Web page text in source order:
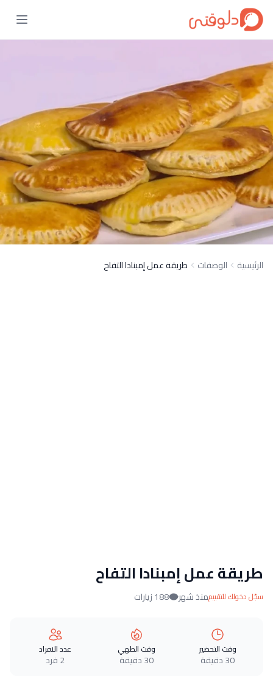
الرئيسية الوصفات طريقة عمل إمبنادا التفاح
طريقة عمل إمبنادا التفاح
سجّل دخولك للتقييممنذ شهر 188 زيارات
وقت التحضير
30 دقيقة
وقت الطهي
30 دقيقة
عدد الافراد
2 فرد